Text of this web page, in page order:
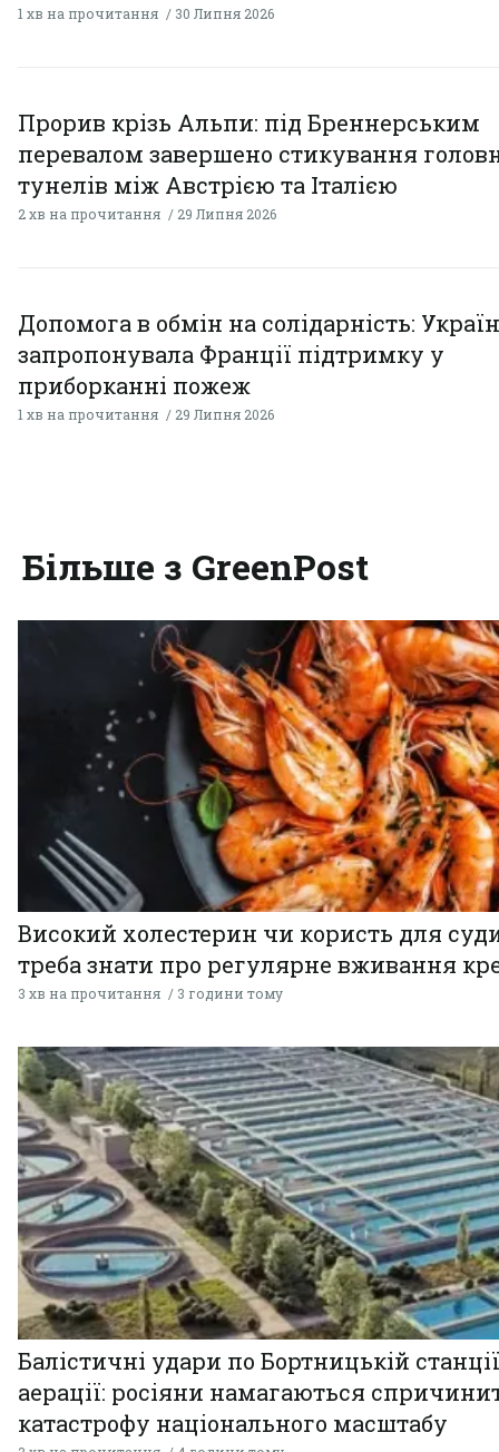
1 хв на прочитання 30 Липня 2026
Прорив крізь Альпи: під Бреннерським
перевалом завершено стикування
тунелів між Австрією та Італією
2 хв на прочитання 29 Липня 2026
Допомога в обмін на солідарність:
запропонувала Франції підтримку у
приборканні пожеж
1 хв на прочитання 29 Липня 2026
Більше з GreenPost
Високий холестерин чи користь для
треба знати про регулярне вживання
3 хв на прочитання 3 години тому
Балістичні удари по Бортницькій станції
аерації: росіяни намагаються
катастрофу національного масштабу